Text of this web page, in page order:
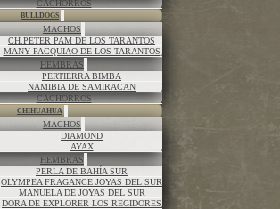
CACHORROS
BULLDOGS
MACHOS
CH.PETER PAM DE LOS TARANTOS
MANY PACQUIAO DE LOS TARANTOS
HEMBRAS
PERTIERRA BIMBA
NAMIBIA DE SAMIRACAN
CACHORROS
CHIHUAHUA
MACHOS
DIAMOND
AYAX
HEMBRAS
PERLA DE BAHÍA SUR
OLYMPEA FRAGANCE JOYAS DEL SUR
MANUELA DE JOYAS DEL SUR
DORA DE EXPLORER LOS REGIDORES